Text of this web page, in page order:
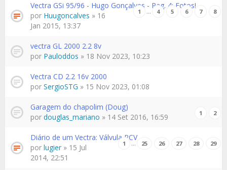
Vectra GSi 95/96 - Hugo Gonçalves - Pag. 4: Fotos!
1 … 4 5 6 7 8
por Huugoncalves » 16
Jan 2015, 13:37
vectra GL 2000 2.2 8v
por Pauloddos » 18 Nov 2023, 10:23
Vectra CD 2.2 16v 2000
por SergioSTG » 15 Nov 2023, 01:08
Garagem do chapolim (Doug)
1 2
por douglas_mariano » 14 Set 2016, 16:59
Diário de um Vectra: Válvula PCV
1 … 25 26 27 28 29
por lugier » 15 Jul
2014, 22:51